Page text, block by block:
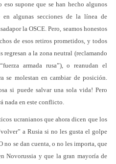
eso supone que se han hecho algunos
en algunas secciones de la línea de
la OSCE. Pero, seamos honestos
de esos retiros prometidos, y todos
regresan a la zona neutral (reclamando
armada rusa”), o reanudan el
se molestan en cambiar de posición.
si puede salvar una sola vida! Pero
nada en este conflicto.
ucranianos que ahora dicen que los
a Rusia si no les gusta el golpe
no se dan cuenta, o no les importa, que
Novorussia y que la gran mayoría de